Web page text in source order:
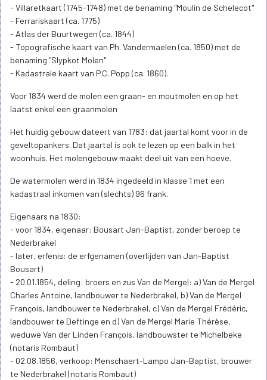
- Villaretkaart (1745-1748) met de benaming "Moulin de Schelecot"
- Ferrariskaart (ca. 1775)
- Atlas der Buurtwegen (ca. 1844)
- Topografische kaart van Ph. Vandermaelen (ca. 1850) met de
benaming "Slypkot Molen"
- Kadastrale kaart van P.C. Popp (ca. 1860).
Voor 1834 werd de molen een graan- en moutmolen en op het
laatst enkel een graanmolen
Het huidig gebouw dateert van 1783: dat jaartal komt voor in de
geveltopankers. Dat jaartal is ook te lezen op een balk in het
woonhuis. Het molengebouw maakt deel uit van een hoeve.
De watermolen werd in 1834 ingedeeld in klasse 1 met een
kadastraal inkomen van (slechts) 96 frank.
Eigenaars na 1830:
- voor 1834, eigenaar: Bousart Jan-Baptist, zonder beroep te
Nederbrakel
- later, erfenis: de erfgenamen (overlijden van Jan-Baptist
Bousart)
- 20.01.1854, deling: broers en zus Van de Mergel: a) Van de Mergel
Charles Antoine, landbouwer te Nederbrakel, b) Van de Mergel
François, landbouwer te Nederbrakel, c) Van de Mergel Frédéric,
landbouwer te Deftinge en d) Van de Mergel Marie Thérèse,
weduwe Van der Linden François, landbouwster te Michelbeke
(notaris Rombaut)
- 02.08.1856, verkoop: Menschaert-Lampo Jan-Baptist, brouwer
te Nederbrakel (notaris Rombaut)